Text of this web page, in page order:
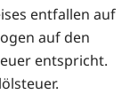
entfallen auf
auf den
entspricht.